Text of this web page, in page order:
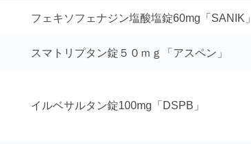
フェキソフェナジン塩酸塩錠60mg「SANIK」
スマトリプタン錠５０ｍｇ「アスペン」
イルベサルタン錠100mg「DSPB」